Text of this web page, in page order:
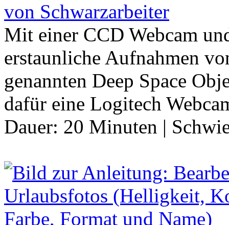
von Schwarzarbeiter
Mit einer CCD Webcam
erstaunliche Aufnahmen
genannten Deep Space
dafür eine Logitech
Dauer: 20 Minuten |